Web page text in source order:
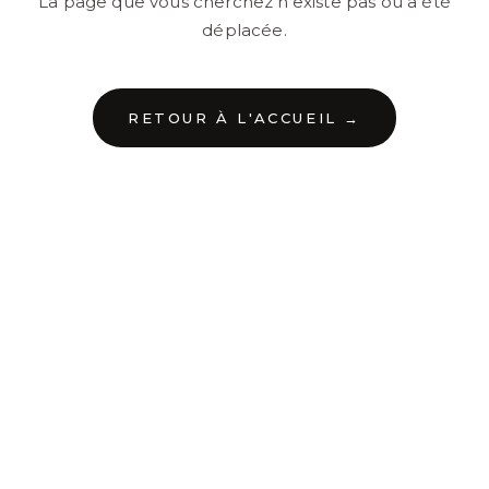
déplacée.
RETOUR À L'ACCUEIL →